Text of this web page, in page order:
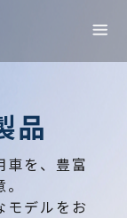
品
車を、豊富
モデルをお